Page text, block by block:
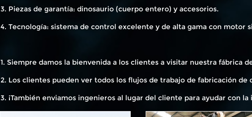
3. Piezas de garantía: dinosaurio (cuerpo entero) y accesorios.
4. Tecnología: sistema de control excelente y de alta gama con motor
1. Siempre damos la bienvenida a los clientes a visitar nuestra fábrica
2. Los clientes pueden ver todos los flujos de trabajo de fabricación de
3. ¡También enviamos ingenieros al lugar del cliente para ayudar con la